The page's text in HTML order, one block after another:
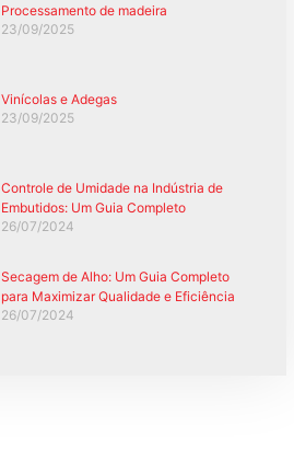
Processamento de madeira
23/09/2025
Vinícolas e Adegas
23/09/2025
Controle de Umidade na Indústria de
Embutidos: Um Guia Completo
26/07/2024
Secagem de Alho: Um Guia Completo
para Maximizar Qualidade e Eficiência
26/07/2024